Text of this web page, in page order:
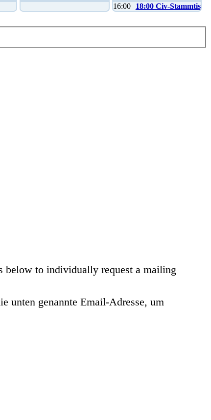
16:00
18:00 Civ-Stammtisch
below to individually request a mailing
unten genannte Email-Adresse, um